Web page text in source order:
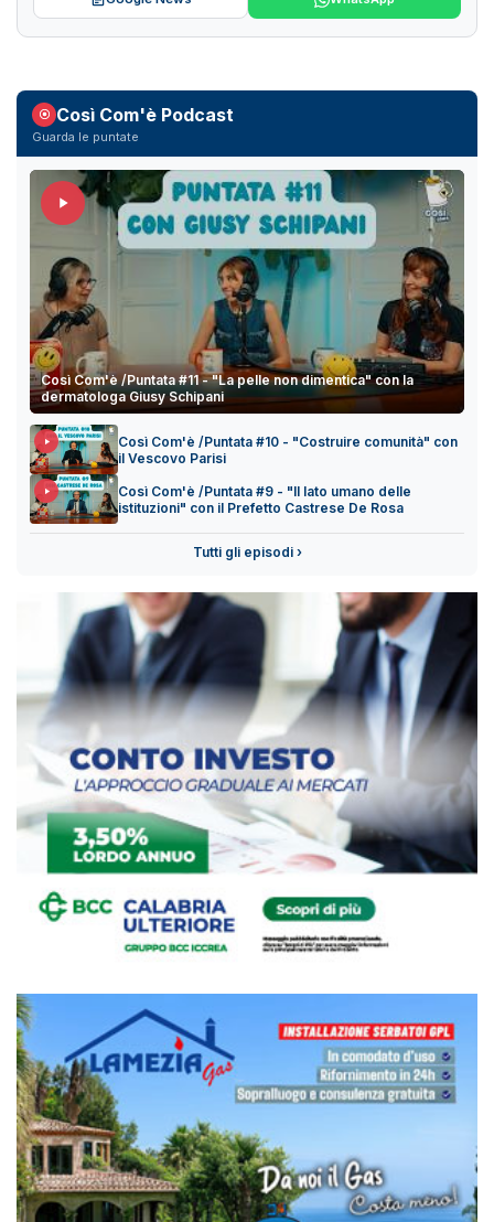
Così Com'è Podcast
Guarda le puntate
Così Com'è /Puntata #11 - "La pelle non dimentica" con la
dermatologa Giusy Schipani
Così Com'è /Puntata #10 - "Costruire comunità" con
il Vescovo Parisi
Così Com'è /Puntata #9 - "Il lato umano delle
istituzioni" con il Prefetto Castrese De Rosa
Tutti gli episodi ›